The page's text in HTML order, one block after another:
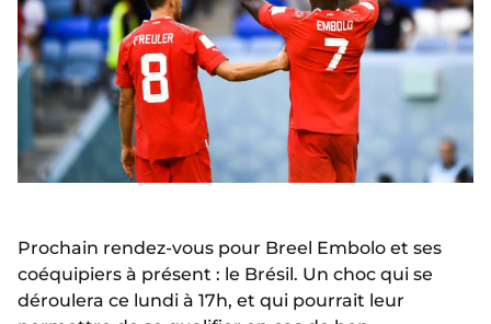
Prochain rendez-vous pour Breel Embolo et ses
coéquipiers à présent : le Brésil. Un choc qui se
déroulera ce lundi à 17h, et qui pourrait leur